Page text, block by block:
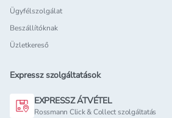
Ügyfélszolgálat
Beszállítóknak
Üzletkereső
Expressz szolgáltatások
EXPRESSZ ÁTVÉTEL
Rossmann Click & Collect szolgáltatás